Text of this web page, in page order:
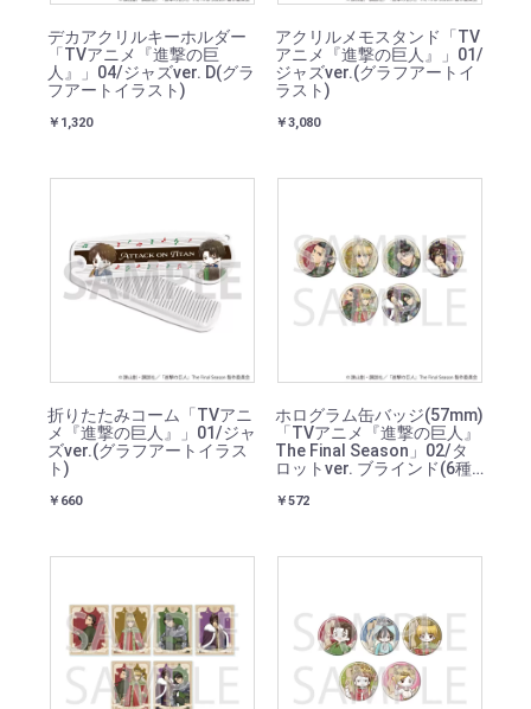
デカアクリルキーホルダー
「TVアニメ『進撃の巨
人』」04/ジャズver. D(グラ
フアートイラスト)
￥1,320
アクリルメモスタンド「TV
アニメ『進撃の巨人』」01/
ジャズver.(グラフアートイ
ラスト)
￥3,080
折りたたみコーム「TVアニ
メ『進撃の巨人』」01/ジャ
ズver.(グラフアートイラス
ト)
￥660
ホログラム缶バッジ(57mm)
「TVアニメ『進撃の巨人』
The Final Season」02/タ
ロットver. ブラインド(6種)
￥572